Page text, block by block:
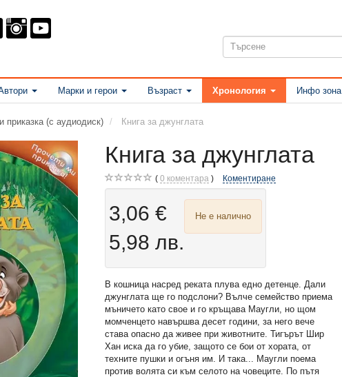
Марки и герои Възраст Хронология Инфо зона
приказка (с аудиодиск) Книга за джунглата
Книга за джунглата
0 коментара Коментиране
3,06 €
5,98 лв.
Не е налично
В кошница насред реката плува едно детенце. Дали
джунглата ще го подслони? Вълче семейство приема
мъничето като свое и го кръщава Маугли, но щом
момченцето навършва десет години, за него вече
става опасно да живее при животните. Тигърът Шир
Хан иска да го убие, защото се бои от хората, от
техните пушки и огъня им. И така... Маугли поема
против волята си към селото на човеците. По пътя